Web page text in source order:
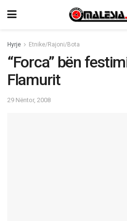
Hyrje Etnike/Rajoni/Bota
“Forca” bën
Flamurit
29 Nëntor, 2008